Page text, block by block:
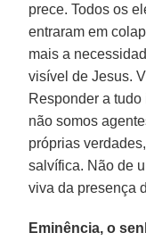
prece. Todos os
entraram em
mais a
visível de Jesus.
Responder a
não somos
próprias
salvífica. Não de
viva da presença
Eminência, o